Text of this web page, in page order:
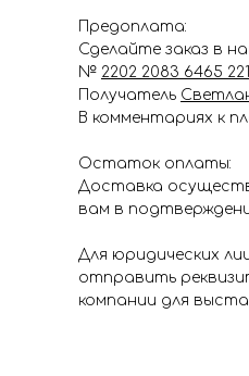
Предоплата:
Сделайте заказ в
№ 2202 2083 6465
Получатель
В комментариях к
Остаток оплаты:
Доставка
вам в
Для юридических
отправить
компании для